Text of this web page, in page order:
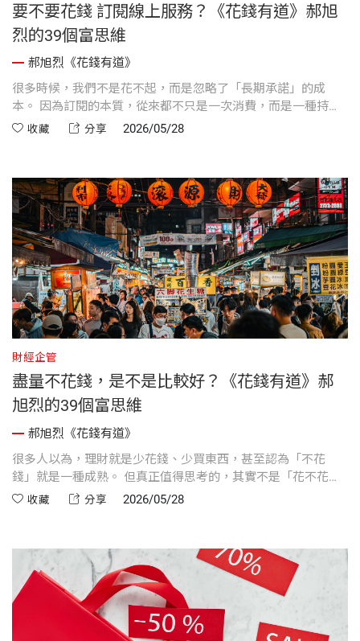
要不要花錢 訂閱線上服務？《花錢有道》郝旭
烈的39個富思維
郝旭烈《花錢有道》
很多時候，我們不是花不起，而是忽略了「長期承諾」的成
本。 因為訂閱的本質，從來都不只是一次消費，而是一種持續
付費的習慣。如果沒有真正使用，再便宜的訂閱，都是浪費。
收藏 分享 2026/05/28
財經企管
盡量不花錢，是不是比較好？《花錢有道》郝
旭烈的39個富思維
郝旭烈《花錢有道》
很多人以為，理財就是少花錢、少買東西，甚至認為「不花
錢」就是一種成熟。 但真正值得思考的，其實不是「花不花
錢」，而是你為什麼不花錢。
收藏 分享 2026/05/28